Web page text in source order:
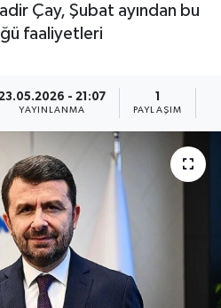
Çay, Şubat ayından bu
faaliyetleri
- 21:07
YAYINLANMA
1
PAYLAŞIM